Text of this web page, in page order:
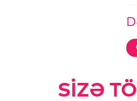
SIZƏ